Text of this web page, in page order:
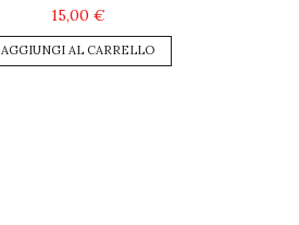
15,00 €
AGGIUNGI AL CARRELLO